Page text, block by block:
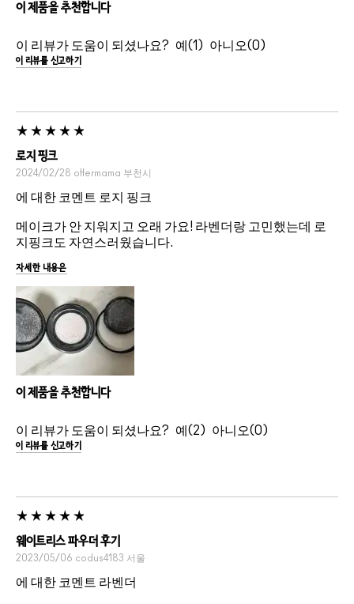
이 제품을 추천합니다
이 리뷰가 도움이 되셨나요? 1 0
이 리뷰를 신고하기
로지 핑크
2024/02/28 ottermama 부천시
에 대한 코멘트 로지 핑크
메이크가 안 지워지고 오래 가요! 라벤더랑 고민했는데 로
지핑크도 자연스러웠습니다.
자세한 내용은
이 제품을 추천합니다
이 리뷰가 도움이 되셨나요? 2 0
이 리뷰를 신고하기
웨이트리스 파우더 후기
2023/05/06 codus4183 서울
에 대한 코멘트 라벤더